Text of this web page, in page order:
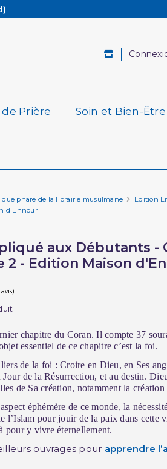
de Prière Soin et Bien-Être
phare de la librairie musulmane
Edition
d'Ennour
aux Débutants -
2 - Edition Maison
(1 avis)
chapitre du Coran. Il compte 37
essentiel de ce chapitre c’est la foi.
de la foi : Croire en Dieu, en Ses
Jour de la Résurrection, et au destin.
de Sa création, notamment la création
éphémère de ce monde, la
l’Islam pour jouir de la paix dans cette
pour y vivre éternellement.
ouvrages pour apprendre